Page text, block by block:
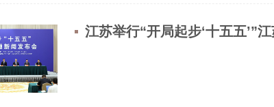
江苏举行“开局起步‘十五五’”